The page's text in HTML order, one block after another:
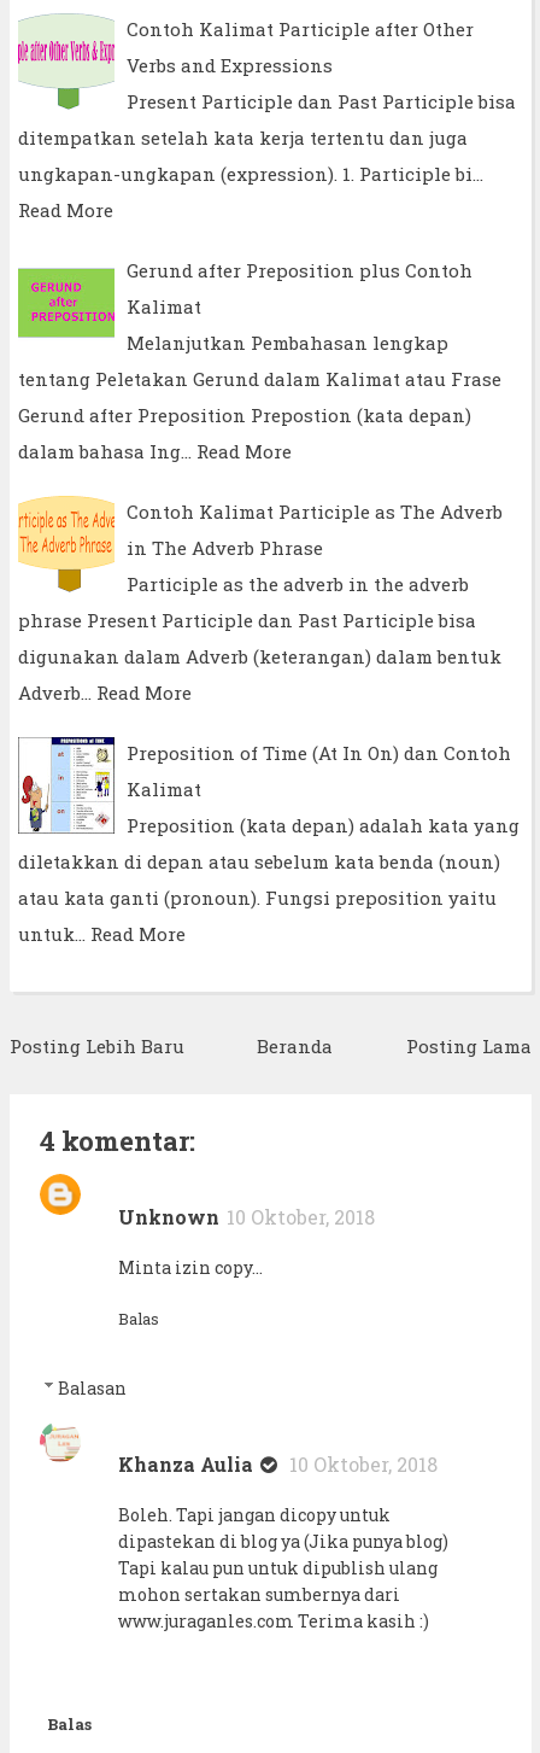
Contoh Kalimat Participle after Other
Verbs and Expressions
Present Participle dan Past Participle bisa
ditempatkan setelah kata kerja tertentu dan juga
ungkapan-ungkapan (expression). 1. Participle bi…
Read More
Gerund after Preposition plus Contoh
Kalimat
Melanjutkan Pembahasan lengkap
tentang Peletakan Gerund dalam Kalimat atau Frase
Gerund after Preposition Prepostion (kata depan)
dalam bahasa Ing… Read More
Contoh Kalimat Participle as The Adverb
in The Adverb Phrase
Participle as the adverb in the adverb
phrase Present Participle dan Past Participle bisa
digunakan dalam Adverb (keterangan) dalam bentuk
Adverb… Read More
Preposition of Time (At In On) dan Contoh
Kalimat
Preposition (kata depan) adalah kata yang
diletakkan di depan atau sebelum kata benda (noun)
atau kata ganti (pronoun). Fungsi preposition yaitu
untuk… Read More
Posting Lebih Baru Posting Lama
Beranda
4 komentar:
Unknown 10 Oktober, 2018
Minta izin copy...
Balas
Balasan
Khanza Aulia 10 Oktober, 2018
Boleh. Tapi jangan dicopy untuk
dipastekan di blog ya (Jika punya blog)
Tapi kalau pun untuk dipublish ulang
mohon sertakan sumbernya dari
www.juraganles.com Terima kasih :)
Balas